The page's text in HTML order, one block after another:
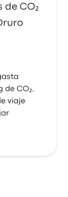
de CO₂
de CO₂,
viaje